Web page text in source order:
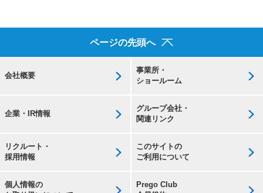
ページの先頭へ
会社概要
事業所・
ショールーム
企業・IR情報
グループ会社・
関連リンク
リクルート・
採用情報
このサイトの
ご利用について
個人情報の
Prego Club